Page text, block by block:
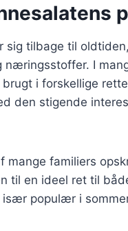
tilbage til
I
i forskellige
den stigende
familiers
til en ideel ret til
populær i